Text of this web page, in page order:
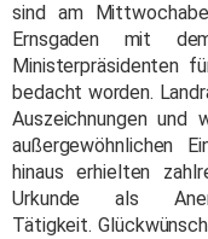
sind am
Ernsgaden mit
Ministerpräsidenten
bedacht worden.
Auszeichnungen und
außergewöhnlichen
hinaus erhielten
Urkunde als
Tätigkeit.